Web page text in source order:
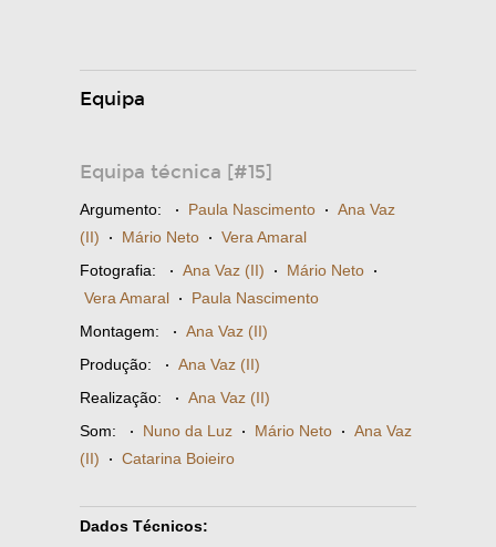
Equipa
Equipa técnica [#15]
Argumento: · Paula Nascimento · Ana Vaz
(II) · Mário Neto · Vera Amaral
Fotografia: · Ana Vaz (II) · Mário Neto ·
Vera Amaral · Paula Nascimento
Montagem: · Ana Vaz (II)
Produção: · Ana Vaz (II)
Realização: · Ana Vaz (II)
Som: · Nuno da Luz · Mário Neto · Ana Vaz
(II) · Catarina Boieiro
Dados Técnicos: